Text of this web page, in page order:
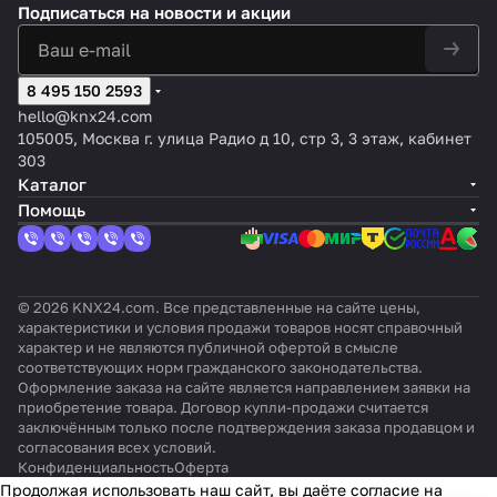
sen
W2,
цве
т:
Чёр
ный
ия
Pr
en
tia
W
v2
:
Бел
отте
нок:
Глян
ый
турным
сенсоро
KNXs-
OCCULO
G-DX-FC
дально
м
ия,
Ант
Лакир
нержа
сталь
цвет:
Без
,
для
потол
очног
ажа
en TP
Подписаться на новости и акции
8 495 150 2593
hello@knx24.com
105005, Москва г. улица Радио д 10, стр 3, 3 этаж, кабинет
303
Каталог
Помощь
© 2026 KNX24.com. Все представленные на сайте цены,
характеристики и условия продажи товаров носят справочный
характер и не являются публичной офертой в смысле
соответствующих норм гражданского законодательства.
Оформление заказа на сайте является направлением заявки на
приобретение товара. Договор купли-продажи считается
заключённым только после подтверждения заказа продавцом и
согласования всех условий.
КонфиденциальностьОферта
Продолжая использовать наш сайт, вы даёте согласие на